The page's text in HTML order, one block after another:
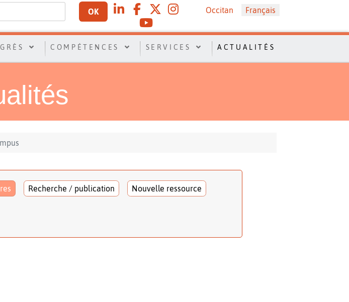
OK Sélectionnez votre langue
Occitan Français
COMPÉTENCES SERVICES ACTUALITÉS
Recherche / publication Nouvelle ressource